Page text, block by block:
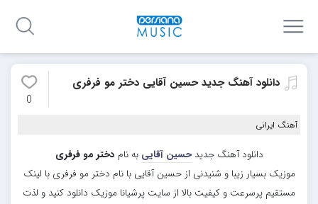
دانلود آهنگ جدید حسین آقایی دختر مو فرفری
0
آهنگ ایرانی
دانلود آهنگ جدیدحسین آقایی به نام دختر مو فرفری
موزیک بسیار زیبا و شنیدنی از حسین آقایی با نام دختر مو فرفری با لینک
مستقیم پرسرعت و کیفیت بالا از سایت پرشیانا موزیک دانلود کنید و لذت